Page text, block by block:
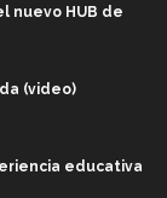
nuevo HUB de
(video)
educativa